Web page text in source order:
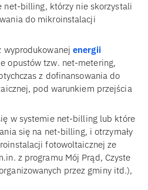
net-billing, którzy nie skorzystali
do mikroinstalacji
wyprodukowanej energii
opustów tzw. net-metering,
z dofinansowania do
pod warunkiem przejścia
w systemie net-billing lub które
się na net-billing, i otrzymały
fotowoltaicznej ze
z programu Mój Prąd, Czyste
przez gminy itd.),